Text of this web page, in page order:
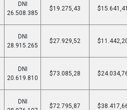
DNI
26.508.385
$19.275,43
DNI
28.915.265
$27.929,52
DNI
20.619.810
$73.085,28
DNI
$72.795,87